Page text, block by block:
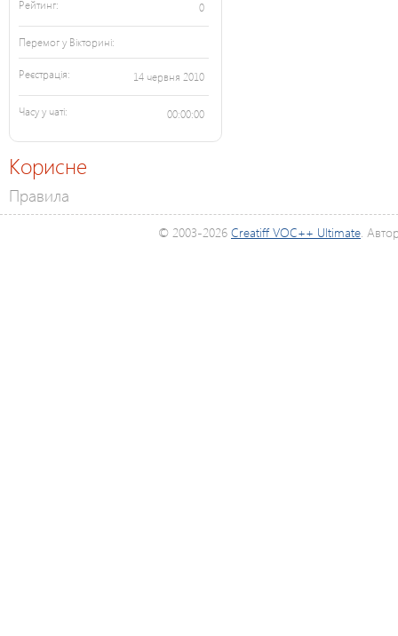
Рейтинг: 0
Перемог у Вікторині:
Реєстрація: 14 червня 2010
Часу у чаті: 00:00:00
Корисне
Правила
© 2003-2026 Creatiff VOC++ Ultimate.